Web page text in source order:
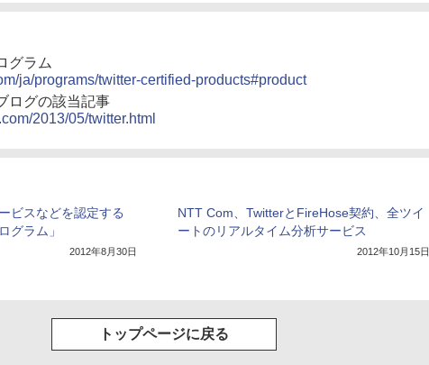
グラム
ja/programs/twitter-certified-products#product
ログの該当記事
2013/05/twitter.html
ビスなどを認定する
グラム」
2012年8月30日
NTT Com、TwitterとFireHose契約、全ツイ
ートのリアルタイム分析サービス
2012年10月15日
トップページに戻る